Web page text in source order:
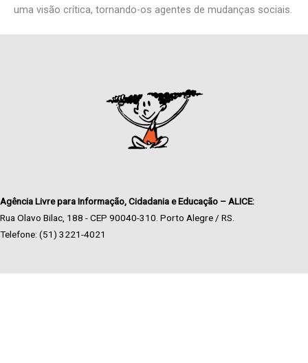
uma visão crítica, tornando-os agentes de mudanças sociais.
Agência Livre para Informação, Cidadania e Educação – ALICE:
Rua Olavo Bilac, 188 - CEP 90040-310. Porto Alegre / RS.
Telefone: (51) 3221-4021